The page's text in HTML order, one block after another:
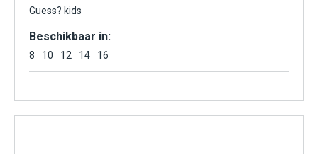
Guess? kids
Beschikbaar in:
8 10 12 14 16